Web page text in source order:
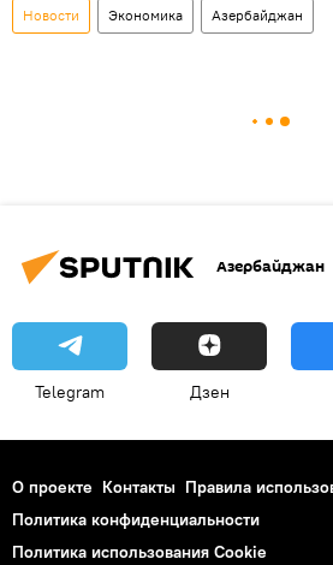
Новости Экономика Азербайджан
Азербайджан
Telegram Дзен
О проекте Контакты Правила
Политика конфиденциальности
Политика использования Cookie